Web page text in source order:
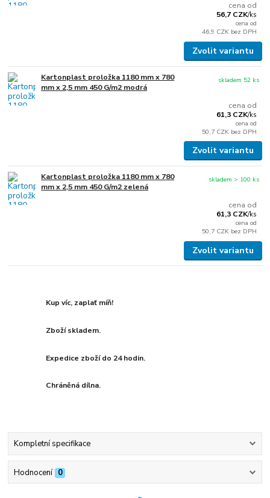
cena od
56,7 CZK/ks
cena od
46,9 CZK bez DPH
Zvolit variantu
Kartonplast proložka 1180 mm x 780
mm x 2,5 mm 450 G/m2 modrá
cena od
61,3 CZK/ks
cena od
50,7 CZK bez DPH
skladem 52 ks
Zvolit variantu
Kartonplast proložka 1180 mm x 780
mm x 2,5 mm 450 G/m2 zelená
cena od
61,3 CZK/ks
cena od
50,7 CZK bez DPH
skladem > 100 ks
Zvolit variantu
Kup víc, zaplať míň!
Zboží skladem.
Expedice zboží do 24 hodin.
Chráněná dílna.
Kompletní specifikace
Hodnocení 0